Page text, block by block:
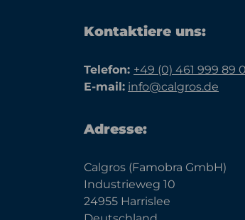
Kontaktiere uns:
Telefon: +49 (0) 461 999 89
E-mail: info@calgros.de
Adresse:
Calgros (Famobra GmbH)
Industrieweg 10
24955 Harrislee